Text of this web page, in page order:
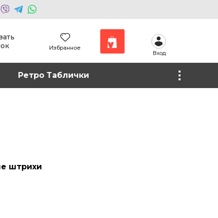
Избранное
Вход
Ретро Таблички
штрихи.
Наши работы